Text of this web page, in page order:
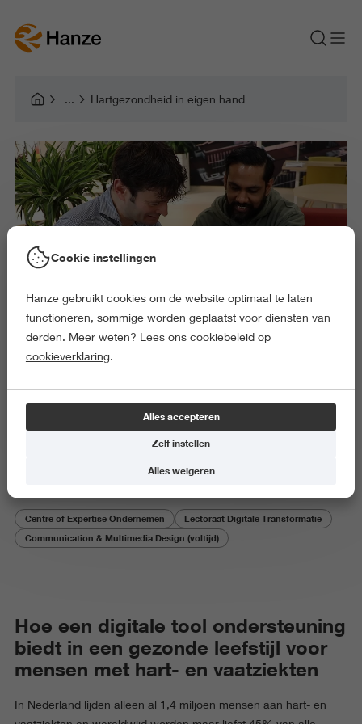
Hartgezondheid in eigen hand
Hartgezondheid in eigen hand
Onderzoeksproject
Centre of Expertise Ondernemen
Lectoraat Digitale Transformatie
Communication & Multimedia Design (voltijd)
Hoe een digitale tool ondersteuning
biedt in een gezonde leefstijl voor
mensen met hart- en vaatziekten
In Nederland lijden alleen al 1,4 miljoen mensen aan hart- en
Cookie instellingen
Hanze gebruikt cookies om de website optimaal te laten
functioneren, sommige worden geplaatst voor diensten van
derden. Meer weten? Lees ons cookiebeleid op
cookieverklaring.
Alles accepteren
Zelf instellen
Alles weigeren